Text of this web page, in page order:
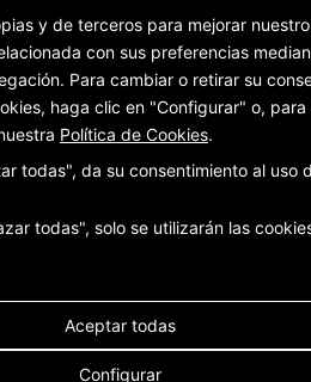
y de terceros para mejorar
con sus preferencias
Para cambiar o retirar su
haga clic en "Configurar" o, para
Política de Cookies.
todas", da su consentimiento al uso
todas", solo se utilizarán las
Aceptar todas
Configurar